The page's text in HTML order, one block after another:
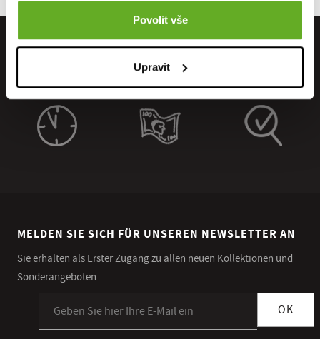
Povolit vše
Upravit
MELDEN SIE SICH FÜR UNSEREN NEWSLETTER AN
Sie erhalten als Erster Zugang zu allen neuen Kollektionen und
Sonderangeboten.
OK